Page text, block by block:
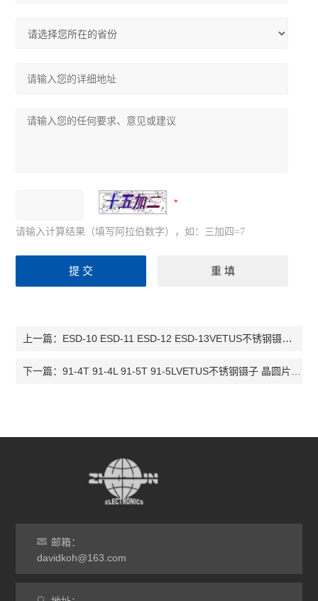
请输入计算结果（填写阿拉伯数字），如：三加四=7
上一篇： ESD-10 ESD-11 ESD-12 ESD-13VETUS不锈钢镊子 防静电镊子 ESD-14 ESD-15 ESD-16 ESD-17
下一篇：91-4T 91-4L 91-5T 91-5LVETUS不锈钢镊子 晶圆片镊子 91-6T 91-6L 91-3T 15-FW
邮箱：
davidkoh@163.com